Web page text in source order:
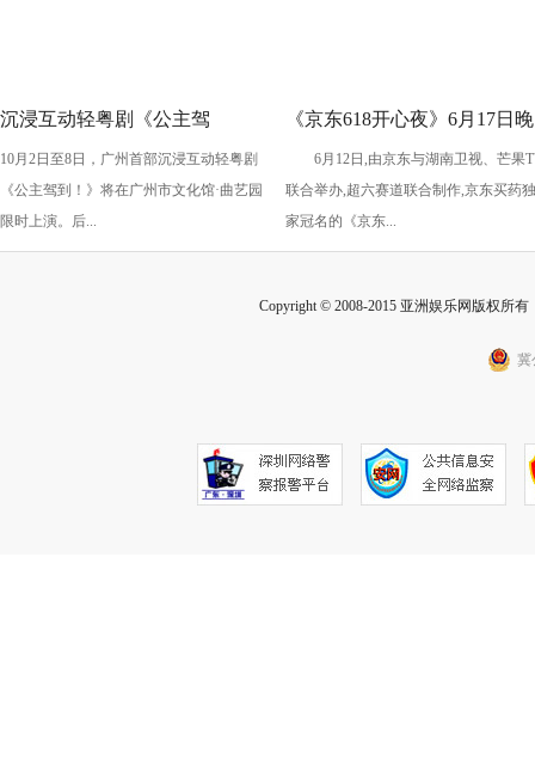
沉浸互动轻粤剧《公主驾
到！》国庆假期上演
10月2日至8日，广州首部沉浸互动轻粤剧
《公主驾到！》将在广州市文化馆·曲艺园
限时上演。后...
《京东618开心夜》6月17日晚
开启：抢先预约直播 赢最高
2025元红包
6月12日,由京东与湖南卫视、芒果
联合举办,超六赛道联合制作,京东买药独
家冠名的《京东...
Copyright © 2008-2015 亚洲娱乐网版权所
冀